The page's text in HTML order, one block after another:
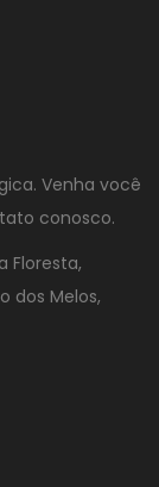
Venha você
conosco.
Floresta,
dos Melos,